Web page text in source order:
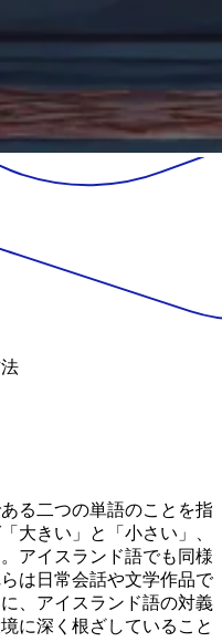
る二つの単語のことを指
大きい」と「小さい」、
アイスランド語でも同様
は日常会話や文学作品で
、アイスランド語の対義
に深く根ざしていること